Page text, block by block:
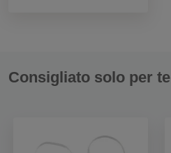
Consigliato solo per te